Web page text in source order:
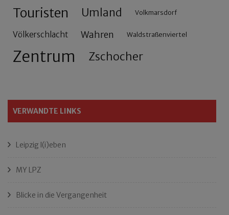
Touristen Umland Volkmarsdorf
Völkerschlacht Wahren Waldstraßenviertel
Zentrum Zschocher
VERWANDTE LINKS
Leipzig l(i)eben
MY LPZ
Blicke in die Vergangenheit